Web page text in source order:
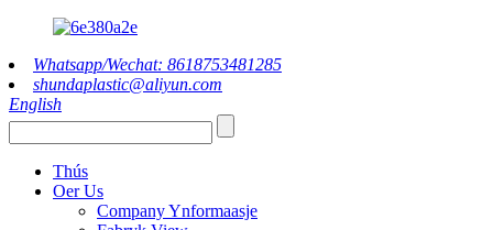
Whatsapp/Wechat: 8618753481285
shundaplastic@aliyun.com
English
Thús
Oer Us
Company Ynformaasje